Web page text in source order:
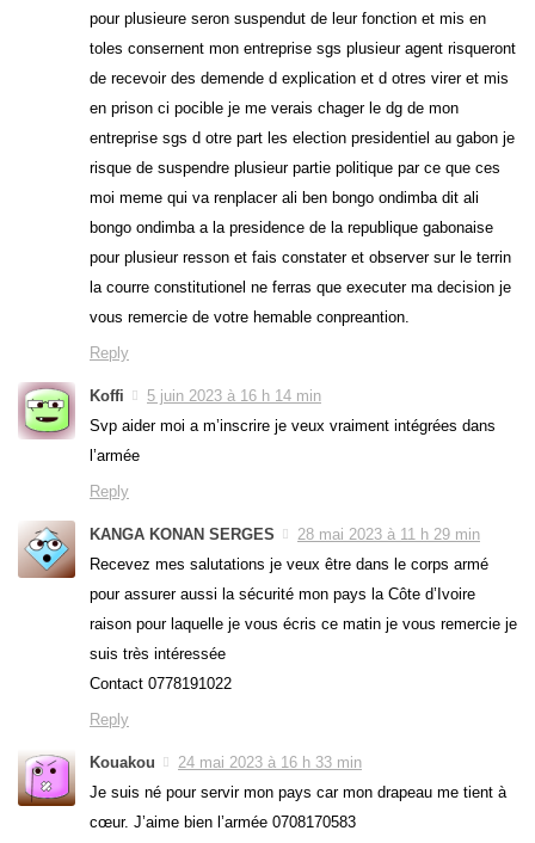
pour plusieure seron suspendut de leur fonction et mis en
toles consernent mon entreprise sgs plusieur agent risqueront
de recevoir des demende d explication et d otres virer et mis
en prison ci pocible je me verais chager le dg de mon
entreprise sgs d otre part les election presidentiel au gabon je
risque de suspendre plusieur partie politique par ce que ces
moi meme qui va renplacer ali ben bongo ondimba dit ali
bongo ondimba a la presidence de la republique gabonaise
pour plusieur resson et fais constater et observer sur le terrin
la courre constitutionel ne ferras que executer ma decision je
vous remercie de votre hemable conpreantion.
Reply
Koffi
5 juin 2023 à 16 h 14 min
Svp aider moi a m’inscrire je veux vraiment intégrées dans
l’armée
Reply
KANGA KONAN SERGES
28 mai 2023 à 11 h 29 min
Recevez mes salutations je veux être dans le corps armé
pour assurer aussi la sécurité mon pays la Côte d’Ivoire
raison pour laquelle je vous écris ce matin je vous remercie je
suis très intéressée
Contact 0778191022
Reply
Kouakou
24 mai 2023 à 16 h 33 min
Je suis né pour servir mon pays car mon drapeau me tient à
cœur. J’aime bien l’armée 0708170583